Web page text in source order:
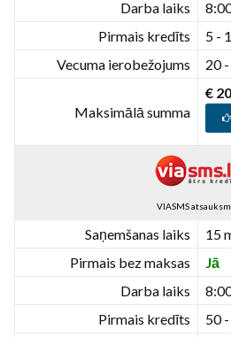
Darba laiks
Pirmais kredīts
5 -
Vecuma ierobežojums
20
Maksimālā summa
€
VIASMS
Saņemšanas laiks
15
Pirmais bez maksas
Jā
Darba laiks
Pirmais kredīts
50